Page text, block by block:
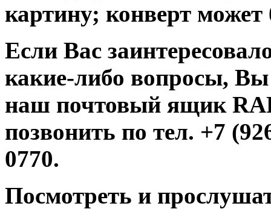
картину; конверт
Если Вас
какие-либо вопросы,
наш почтовый ящик
позвонить по тел. +7
0770.
Посмотреть и